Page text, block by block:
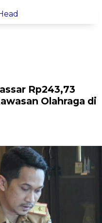
Rp243,73
Olahraga di